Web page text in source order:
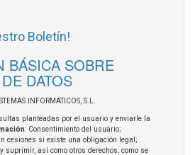
Boletín!
BÁSICA SOBRE
DATOS
INFORMATICOS, S.L.
planteadas por el usuario y enviarle la
: Consentimiento del usuario;
cesiones si existe una obligación legal;
suprimir, así como otros derechos, como se